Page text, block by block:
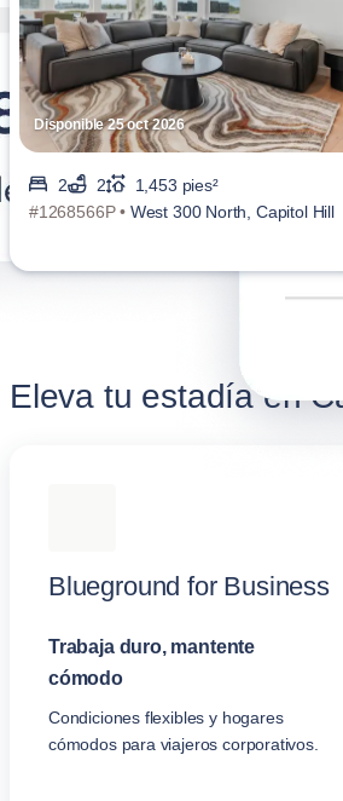
Disponible 25 oct 2026
2 2
1,453 pies²
#1268566P • West 300 North, Capitol Hill
Eleva tu estadía en
Blueground for Business
Trabaja duro, mantente
cómodo
Condiciones flexibles y hogares
cómodos para viajeros corporativos.